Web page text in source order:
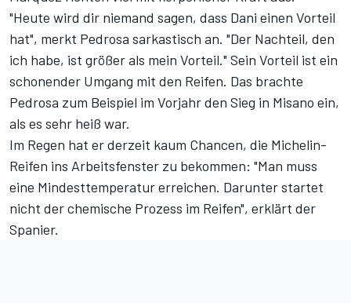
"Heute wird dir niemand sagen, dass Dani einen Vorteil
hat", merkt Pedrosa sarkastisch an. "Der Nachteil, den
ich habe, ist größer als mein Vorteil." Sein Vorteil ist ein
schonender Umgang mit den Reifen. Das brachte
Pedrosa zum Beispiel im Vorjahr den Sieg in Misano ein,
als es sehr heiß war.
Im Regen hat er derzeit kaum Chancen, die Michelin-
Reifen ins Arbeitsfenster zu bekommen: "Man muss
eine Mindesttemperatur erreichen. Darunter startet
nicht der chemische Prozess im Reifen", erklärt der
Spanier.